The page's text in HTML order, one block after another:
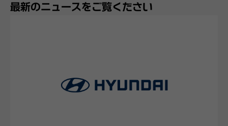
最新のニュースをご覧ください